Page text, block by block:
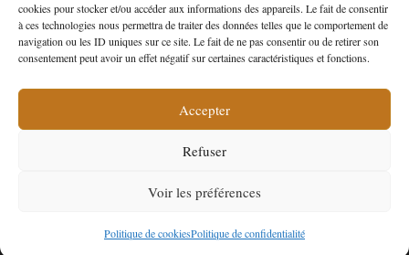
cookies pour stocker et/ou accéder aux informations des appareils. Le fait de consentir
à ces technologies nous permettra de traiter des données telles que le comportement de
navigation ou les ID uniques sur ce site. Le fait de ne pas consentir ou de retirer son
consentement peut avoir un effet négatif sur certaines caractéristiques et fonctions.
Accepter
Refuser
Voir les préférences
Politique de cookiesPolitique de confidentialité
Accessibilité
Mon Compte
Contact
Politique de cookies (UE)
A propos de nous
Copyright 2025 - Arrivages Auto Pièces - Tous droits réservés